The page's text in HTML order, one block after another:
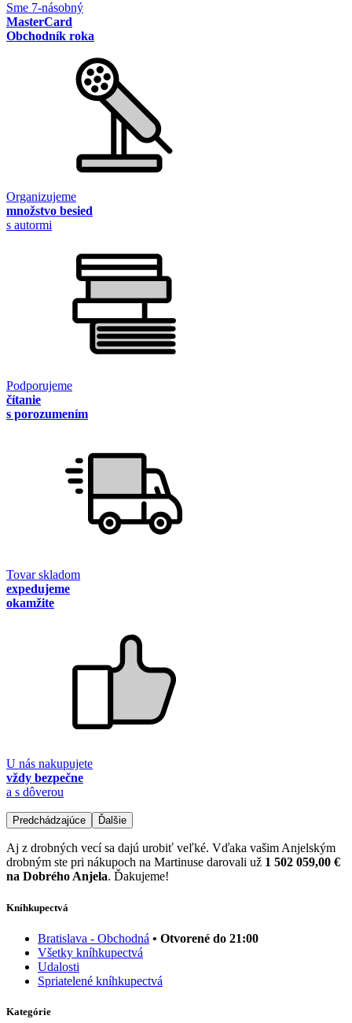
Sme 7-násobný
MasterCard
Obchodník roka
Organizujeme
množstvo besied
s autormi
Podporujeme
čítanie
s porozumením
Tovar skladom
expedujeme
okamžite
U nás nakupujete
vždy bezpečne
a s dôverou
Predchádzajúce Ďalšie
Aj z drobných vecí sa dajú urobiť veľké. Vďaka vašim Anjelským
drobným ste pri nákupoch na Martinuse darovali už 1 502 059,00 €
na Dobrého Anjela. Ďakujeme!
Kníhkupectvá
Bratislava - Obchodná • Otvorené do 21:00
Všetky kníhkupectvá
Udalosti
Spriatelené kníhkupectvá
Kategórie